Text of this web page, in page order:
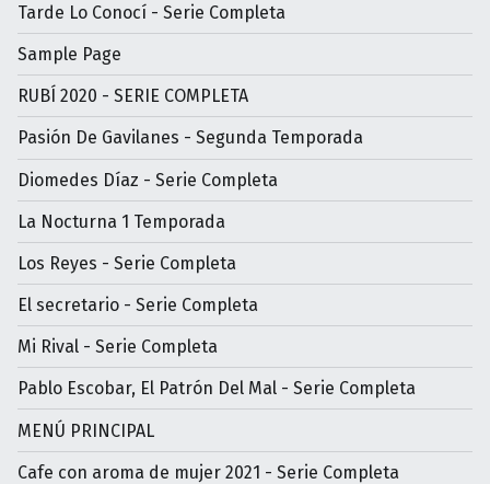
Tarde Lo Conocí - Serie Completa
Sample Page
RUBÍ 2020 - SERIE COMPLETA
Pasión De Gavilanes - Segunda Temporada
Diomedes Díaz - Serie Completa
La Nocturna 1 Temporada
Los Reyes - Serie Completa
El secretario - Serie Completa
Mi Rival - Serie Completa
Pablo Escobar, El Patrón Del Mal - Serie Completa
MENÚ PRINCIPAL
Cafe con aroma de mujer 2021 - Serie Completa